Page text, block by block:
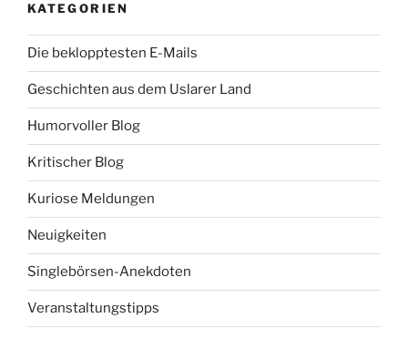
KATEGORIEN
Die beklopptesten E-Mails
Geschichten aus dem Uslarer Land
Humorvoller Blog
Kritischer Blog
Kuriose Meldungen
Neuigkeiten
Singlebörsen-Anekdoten
Veranstaltungstipps